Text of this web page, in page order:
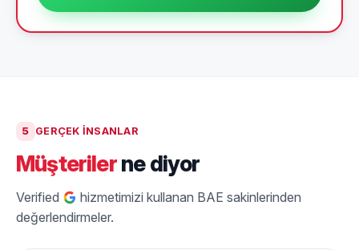
5 GERÇEK INSANLAR
Müşterilerne diyor
Verified
hizmetimizi kullanan BAE sakinlerinden
değerlendirmeler.